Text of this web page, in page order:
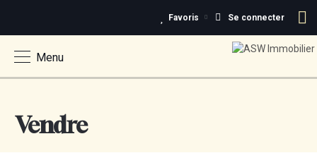
Favoris Se connecter
Menu
Vendre